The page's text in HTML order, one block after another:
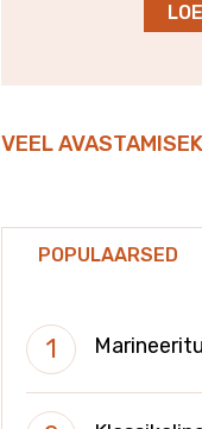
VEEL
POPULAARSED